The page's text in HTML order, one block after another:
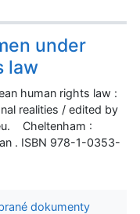
under
law
human rights law :
realities / edited by
Cheltenham :
. ISBN 978-1-0353-
dokumenty